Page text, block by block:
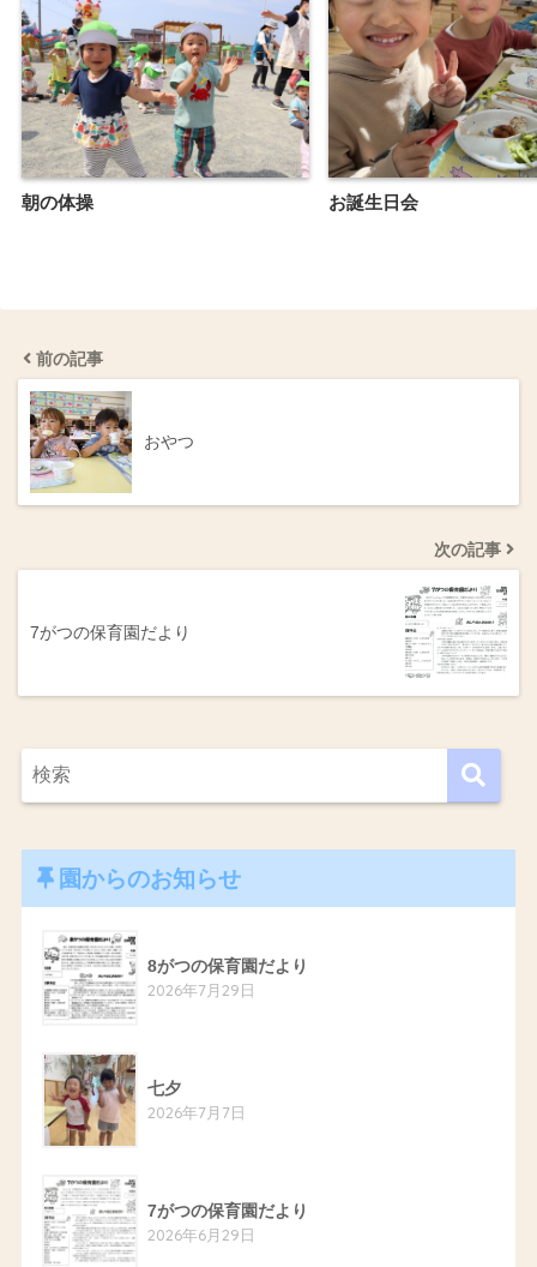
朝の体操 お誕生日会
前の記事
おやつ
次の記事
7がつの保育園だより
園からのお知らせ
8がつの保育園だより
2026年7月29日
七夕
2026年7月7日
7がつの保育園だより
2026年6月29日